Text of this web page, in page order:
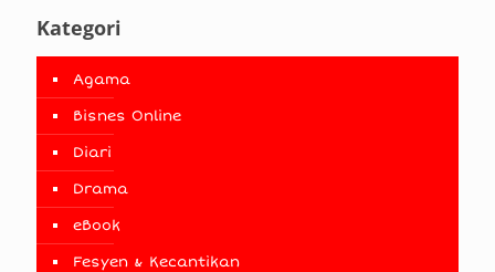
Kategori
Agama
Bisnes Online
Diari
Drama
eBook
Fesyen & Kecantikan